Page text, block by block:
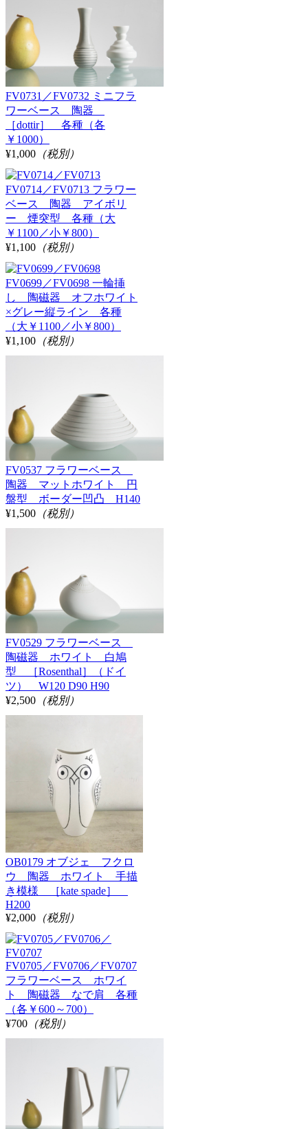
FV0731／FV0732 ミニフラ
ワーベース 陶器
［dottir］ 各種（各
￥1000）
¥1,000 （税別）
FV0714／FV0713 フラワー
ベース 陶器 アイボリ
ー 煙突型 各種（大
￥1100／小￥800）
¥1,100 （税別）
FV0699／FV0698 一輪挿
し 陶磁器 オフホワイト
×グレー縦ライン 各種
（大￥1100／小￥800）
¥1,100 （税別）
FV0537 フラワーベース
陶器 マットホワイト 円
盤型 ボーダー凹凸 H140
¥1,500 （税別）
FV0529 フラワーベース
陶磁器 ホワイト 白鳩
型 ［Rosenthal］（ドイ
ツ） W120 D90 H90
¥2,500 （税別）
OB0179 オブジェ フクロ
ウ 陶器 ホワイト 手描
き模様 ［kate spade］
H200
¥2,000 （税別）
FV0705／FV0706／FV0707
フラワーベース ホワイ
ト 陶磁器 なで肩 各種
（各￥600～700）
¥700 （税別）